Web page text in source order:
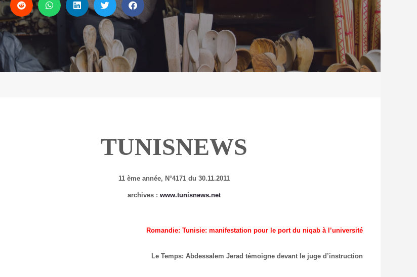
TUNISNEWS
11 ème année, N°4171 du 30.11.2011
archives : www.tunisnews.net
Romandie: Tunisie: manifestation pour le port du niqab à l’université
Le Temps: Abdessalem Jerad témoigne devant le juge d’instruction